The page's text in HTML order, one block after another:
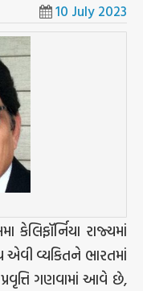
10 July 2023
રાજ્યમાં
એવી વ્યકિતને ભારતમાં
ગણવામાં આવે છે,